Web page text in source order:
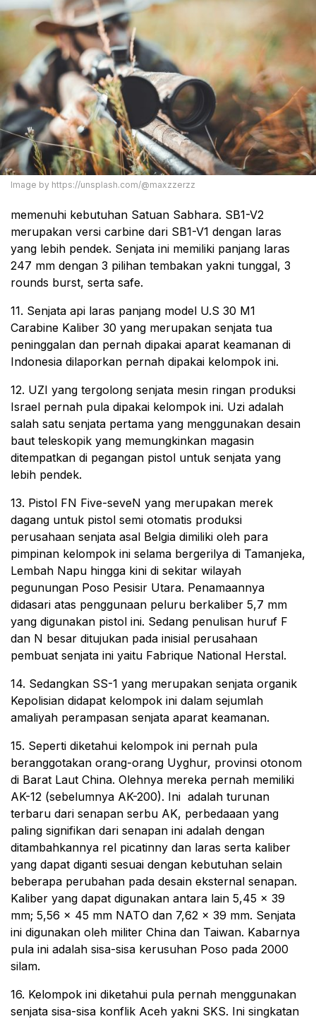
Image by https://unsplash.com/@maxzzerzz
memenuhi kebutuhan Satuan Sabhara. SB1-V2
merupakan versi carbine dari SB1-V1 dengan laras
yang lebih pendek. Senjata ini memiliki panjang laras
247 mm dengan 3 pilihan tembakan yakni tunggal, 3
rounds burst, serta safe.
11. Senjata api laras panjang model U.S 30 M1
Carabine Kaliber 30 yang merupakan senjata tua
peninggalan dan pernah dipakai aparat keamanan di
Indonesia dilaporkan pernah dipakai kelompok ini.
12. UZI yang tergolong senjata mesin ringan produksi
Israel pernah pula dipakai kelompok ini. Uzi adalah
salah satu senjata pertama yang menggunakan desain
baut teleskopik yang memungkinkan magasin
ditempatkan di pegangan pistol untuk senjata yang
lebih pendek.
13. Pistol FN Five-seveN yang merupakan merek
dagang untuk pistol semi otomatis produksi
perusahaan senjata asal Belgia dimiliki oleh para
pimpinan kelompok ini selama bergerilya di Tamanjeka,
Lembah Napu hingga kini di sekitar wilayah
pegunungan Poso Pesisir Utara. Penamaannya
didasari atas penggunaan peluru berkaliber 5,7 mm
yang digunakan pistol ini. Sedang penulisan huruf F
dan N besar ditujukan pada inisial perusahaan
pembuat senjata ini yaitu Fabrique National Herstal.
14. Sedangkan SS-1 yang merupakan senjata organik
Kepolisian didapat kelompok ini dalam sejumlah
amaliyah perampasan senjata aparat keamanan.
15. Seperti diketahui kelompok ini pernah pula
beranggotakan orang-orang Uyghur, provinsi otonom
di Barat Laut China. Olehnya mereka pernah memiliki
AK-12 (sebelumnya AK-200). Ini adalah turunan
terbaru dari senapan serbu AK, perbedaaan yang
paling signifikan dari senapan ini adalah dengan
ditambahkannya rel picatinny dan laras serta kaliber
yang dapat diganti sesuai dengan kebutuhan selain
beberapa perubahan pada desain eksternal senapan.
Kaliber yang dapat digunakan antara lain 5,45 x 39
mm; 5,56 x 45 mm NATO dan 7,62 × 39 mm. Senjata
ini digunakan oleh militer China dan Taiwan. Kabarnya
pula ini adalah sisa-sisa kerusuhan Poso pada 2000
silam.
16. Kelompok ini diketahui pula pernah menggunakan
senjata sisa-sisa konflik Aceh yakni SKS. Ini singkatan